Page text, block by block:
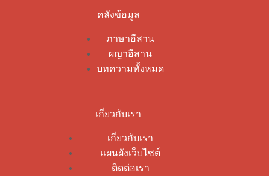
คลังข้อมูล
ภาษาอีสาน
ผญาอีสาน
บทความทั้งหมด
เกี่ยวกับเรา
เกี่ยวกับเรา
แผนผังเว็บไซต์
ติดต่อเรา